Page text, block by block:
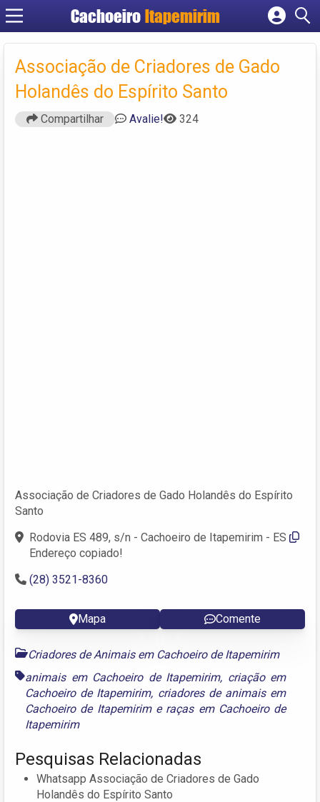
Cachoeiro Itapemirim
Cadastrar empresa
Criar conta
Associação de Criadores de Gado
Holandês do Espírito Santo
Compartilhar Avalie! 324
Associação de Criadores de Gado Holandês do Espírito
Santo
Rodovia ES 489, s/n - Cachoeiro de Itapemirim - ES
Endereço copiado!
(28) 3521-8360
Mapa Comente
Criadores de Animais em Cachoeiro de Itapemirim
animais em Cachoeiro de Itapemirim, criação em
Cachoeiro de Itapemirim, criadores de animais em
Cachoeiro de Itapemirime raças em Cachoeiro de
Itapemirim
Pesquisas Relacionadas
Whatsapp Associação de Criadores de Gado
Holandês do Espírito Santo